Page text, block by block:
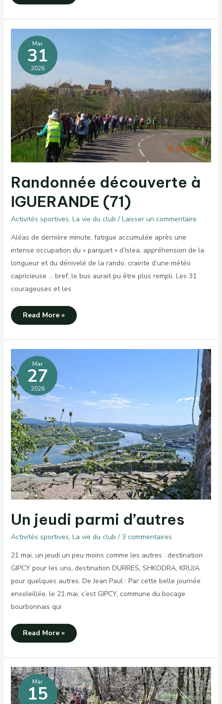
Charollais
;
montée
à
la
butte
de
Suin
Mar
31
2026
Randonnée découverte à
IGUERANDE (71)
Activités sportives, La vie du club / Laisser un commentaire
Aléas de dernière minute, fatigue accumulée après une
intense occupation du « parquet » d’Islea, appréhension de la
longueur et du dénivelé de la rando, crainte d’une météo
capricieuse … bref, le bus aurait pu être plus rempli. Les 31
courageuses et les
Randonnée
(71)
Read More »
Mar
27
2026
Un jeudi parmi d’autres
Activités sportives, La vie du club / 3 commentaires
21 mai, un jeudi un peu moins comme les autres : destination
GIPCY pour les uns, destination DURRES, SHKODRA, KRUJA
pour quelques autres. De Jean Paul : Par cette belle journée
ensoleillée, le 21 mai, c’est GIPCY, commune du bocage
bourbonnais qui
Un
Read More »
Mar
15